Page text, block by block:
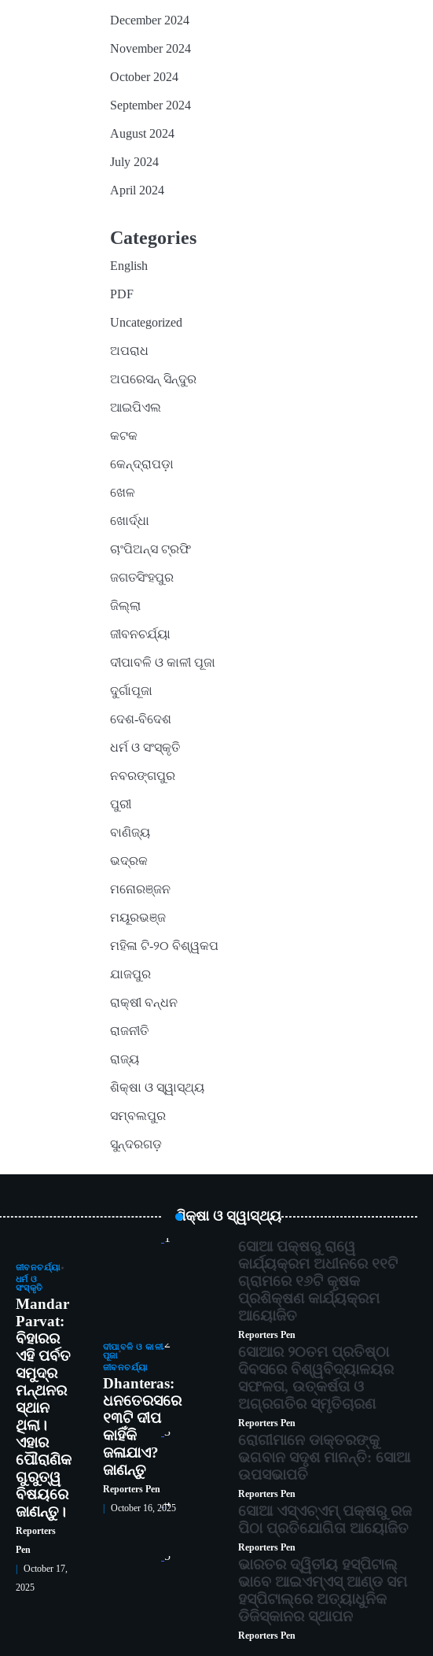
December 2024
November 2024
October 2024
September 2024
August 2024
July 2024
April 2024
Categories
English
PDF
Uncategorized
ଅପରାଧ
ଅପରେସନ୍ ସିନ୍ଦୁର
ଆଇପିଏଲ
କଟକ
କେନ୍ଦ୍ରାପଡ଼ା
ଖେଳ
ଖୋର୍ଦ୍ଧା
ଚାଂପିଅନ୍ସ ଟ୍ରଫି
ଜଗତସିଂହପୁର
ଜିଲ୍ଲା
ଜୀବନଚର୍ଯ୍ୟା
ଦୀପାବଳି ଓ କାଳୀ ପୂଜା
ଦୁର୍ଗାପୂଜା
ଦେଶ-ବିଦେଶ
ଧର୍ମ ଓ ସଂସ୍କୃତି
ନବରଙ୍ଗପୁର
ପୁରୀ
ବାଣିଜ୍ୟ
ଭଦ୍ରକ
ମନୋରଞ୍ଜନ
ମୟୂରଭଞ୍ଜ
ମହିଳା ଟି-୨୦ ବିଶ୍ୱକପ
ଯାଜପୁର
ରାକ୍ଷୀ ବନ୍ଧନ
ରାଜନୀତି
ରାଜ୍ୟ
ଶିକ୍ଷା ଓ ସ୍ୱାସ୍ଥ୍ୟ
ସମ୍ବଲପୁର
ସୁନ୍ଦରଗଡ଼
ଜୀବନଚର୍ଯ୍ୟା
ଧର୍ମ ଓ
ସଂସ୍କୃତି
Mandar
Parvat:
ବିହାରର
ଏହି ପର୍ବତ
ସମୁଦ୍ର
ମନ୍ଥନର
ସ୍ଥାନ
ଥିଲା।
ଏହାର
ପୌରାଣିକ
ଗୁରୁତ୍ୱ
ବିଷୟରେ
ଜାଣନ୍ତୁ।
Reporters
Pen
October 17,
2025
ଦୀପାବଳି ଓ କାଳୀ
ପୂଜା
ଜୀବନଚର୍ଯ୍ୟା
Dhanteras:
ଧନତେରସରେ
୧୩ଟି ଦୀପ
କାହିଁକି
ଜଳାଯାଏ?
ଜାଣନ୍ତୁ
Reporters Pen
October 16, 2025
ଶିକ୍ଷା ଓ ସ୍ୱାସ୍ଥ୍ୟ
1
ସୋଆ ପକ୍ଷରୁ ରାୱେ
କାର୍ଯ୍ୟକ୍ରମ ଅଧୀନରେ ୧୧ଟି
ଗ୍ରାମରେ ୧୬ଟି କୃଷକ
ପ୍ରଶିକ୍ଷଣ କାର୍ଯ୍ୟକ୍ରମ
ଆୟୋଜିତ
Reporters Pen
2
ସୋଆର ୨୦ତମ ପ୍ରତିଷ୍ଠା
ଦିବସରେ ବିଶ୍ୱବିଦ୍ୟାଳୟର
ସଫଳତା, ଉତ୍କର୍ଷତା ଓ
ଅଗ୍ରଗତିର ସ୍ମୃତିଚାରଣ
Reporters Pen
3
ରୋଗୀମାନେ ଡାକ୍ତରଙ୍କୁ
ଭଗବାନ ସଦୃଶ ମାନନ୍ତି: ସୋଆ
ଉପସଭାପତି
Reporters Pen
4
ସୋଆ ଏସ୍‌ଏଚ୍‌ଏମ୍ ପକ୍ଷରୁ ରଜ
ପିଠା ପ୍ରତିଯୋଗିତା ଆୟୋଜିତ
Reporters Pen
5
ଭାରତର ଦ୍ୱିତୀୟ ହସ୍ପିଟାଲ୍
ଭାବେ ଆଇଏମ୍‌ଏସ୍ ଆଣ୍ଡ ସମ
ହସ୍ପିଟାଲ୍‌ରେ ଅତ୍ୟାଧୁନିକ
ଡିଜିସ୍କାନର ସ୍ଥାପନ
Reporters Pen